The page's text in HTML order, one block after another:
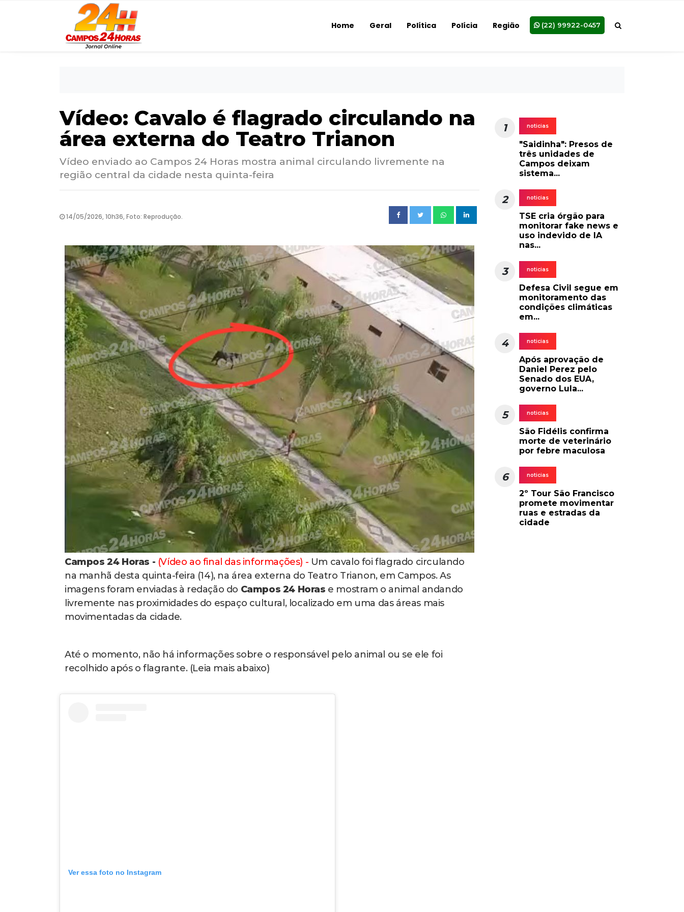
Home Geral Política Polícia Região (22) 99922-0457
Vídeo: Cavalo é flagrado circulando na
área externa do Teatro Trianon
Vídeo enviado ao Campos 24 Horas mostra animal circulando livremente na
região central da cidade nesta quinta-feira
14/05/2026, 10h36, Foto: Reprodução.
Campos 24 Horas - (Vídeo ao final das informações) - Um cavalo foi flagrado circulando
na manhã desta quinta-feira (14), na área externa do Teatro Trianon, em Campos. As
imagens foram enviadas à redação do Campos 24 Horas e mostram o animal andando
livremente nas proximidades do espaço cultural, localizado em uma das áreas mais
movimentadas da cidade.
Até o momento, não há informações sobre o responsável pelo animal ou se ele foi
recolhido após o flagrante. (Leia mais abaixo)
Ver essa foto no Instagram
1 noticias
"Saidinha": Presos de
três unidades de
Campos deixam
sistema...
2 noticias
TSE cria órgão para
monitorar fake news e
uso indevido de IA
nas...
3 noticias
Defesa Civil segue em
monitoramento das
condições climáticas
em...
4 noticias
Após aprovação de
Daniel Perez pelo
Senado dos EUA,
governo Lula...
5 noticias
São Fidélis confirma
morte de veterinário
por febre maculosa
6 noticias
2º Tour São Francisco
promete movimentar
ruas e estradas da
cidade